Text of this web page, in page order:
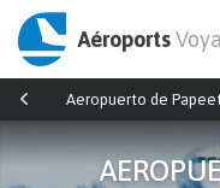
Aéroports
Aeropuerto de